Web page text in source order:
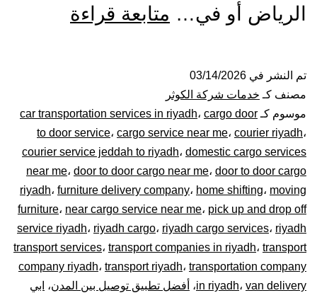
الرياض أو في… متابعة قراءة
بالرياض|
–
توصيل
نقل
تم النشر في 03/14/2026
مصنف كـ خدمات شركة الكوثر
موسوم كـ
car transportation services in riyadh، cargo door
to door service، cargo service near me، courier riyadh،
courier service jeddah to riyadh، domestic cargo services
near me، door to door cargo near me، door to door cargo
riyadh، furniture delivery company، home shifting، moving
furniture، near cargo service near me، pick up and drop off
service riyadh، riyadh cargo، riyadh cargo services، riyadh
transport services، transport companies in riyadh، transport
company riyadh، transport riyadh، transportation company
in riyadh، van delivery ، أفضل تطبيق توصيل بين المدن، ابي